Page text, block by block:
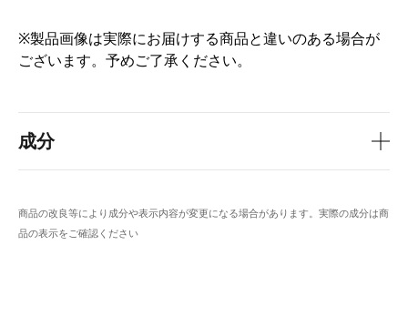
成分
商品の改良等により成分や表示内容が変更になる場合があります。実際の成分は商
品の表示をご確認ください
※製品画像は実際にお届けする商品と違いのある場合が
ございます。予めご了承ください。